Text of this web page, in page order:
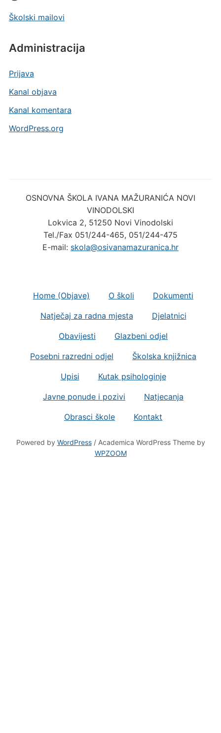
Školski mailovi
Administracija
Prijava
Kanal objava
Kanal komentara
WordPress.org
OSNOVNA ŠKOLA IVANA MAŽURANIĆA NOVI
VINODOLSKI
Lokvica 2, 51250 Novi Vinodolski
Tel./Fax 051/244-465, 051/244-475
E-mail: skola@osivanamazuranica.hr
Home (Objave) O školi Dokumenti
Natječaj za radna mjesta Djelatnici
Obavijesti Glazbeni odjel
Posebni razredni odjel Školska knjižnica
Upisi Kutak psihologinje
Javne ponude i pozivi Natjecanja
Obrasci škole Kontakt
Powered by WordPress
/ Academica WordPress Theme by
WPZOOM